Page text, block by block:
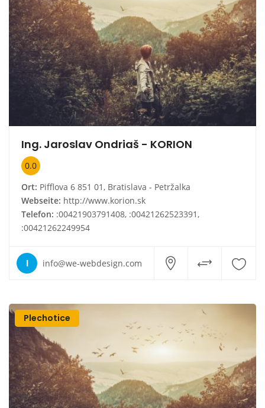
Ing. Jaroslav Ondriaš - KORION
0.0
Ort: Pifflova 6 851 01, Bratislava - Petržalka
Webseite: http://www.korion.sk
Telefon: :00421903791408, :00421262523391,
:00421262249954
I info@we-webdesign.com
Plechotice